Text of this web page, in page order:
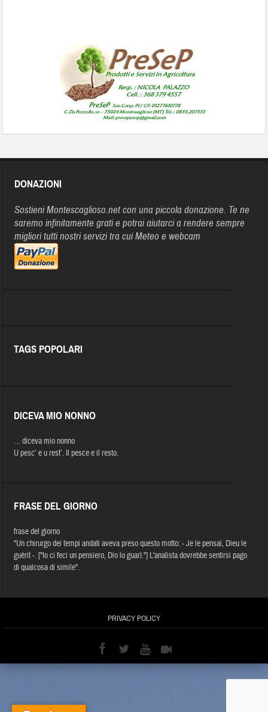
DONAZIONI
Sostieni Montescaglioso.net con una piccola donazione. Te ne
saremo infinitamente grati e potrai aiutarci a rendere sempre
migliori tutti nostri servizi tra cui Meteo e webcam
TAGS POPOLARI
DICEVA MIO NONNO
… diceva mio nonno
U pesc’ e u rest’. Il pesce e il resto.
FRASE DEL GIORNO
frase del giorno
"Un chirurgo dei tempi andati aveva preso questo motto: - Je le pensai, Dieu le
guèrit -. ["Io ci feci un pensiero, Dio lo guarì."] L'analista dovrebbe sentirsi pago
di qualcosa di simile".
PRIVACY POLICY